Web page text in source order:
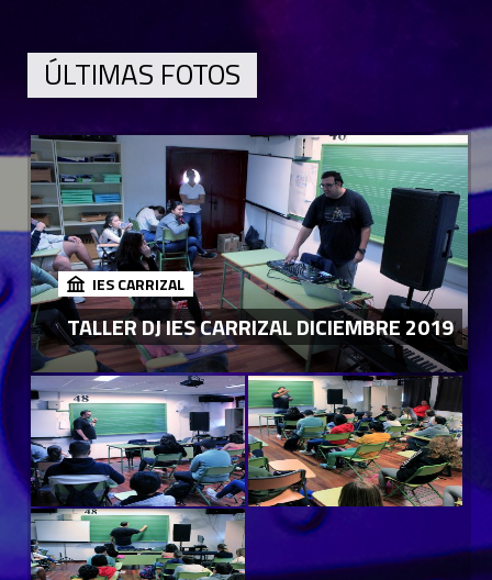
ÚLTIMAS FOTOS
IES CARRIZAL
TALLER DJ IES CARRIZAL DICIEMBRE 2019